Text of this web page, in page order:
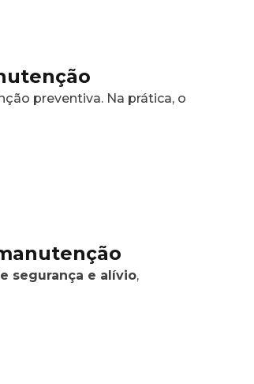
preventiva. Na prática, o
segurança e alívio,